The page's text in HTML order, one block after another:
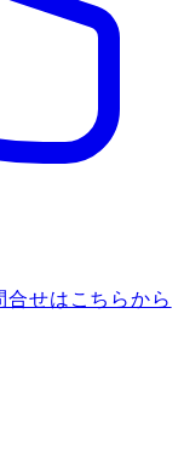
せはこちらから